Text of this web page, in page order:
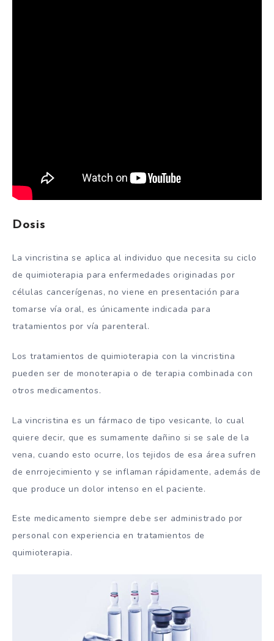
Dosis
La vincristina se aplica al individuo que necesita su ciclo
de quimioterapia para enfermedades originadas por
células cancerígenas, no viene en presentación para
tomarse vía oral, es únicamente indicada para
tratamientos por vía parenteral.
Los tratamientos de quimioterapia con la vincristina
pueden ser de monoterapia o de terapia combinada con
otros medicamentos.
La vincristina es un fármaco de tipo vesicante, lo cual
quiere decir, que es sumamente dañino si se sale de la
vena, cuando esto ocurre, los tejidos de esa área sufren
de enrrojecimiento y se inflaman rápidamente, además de
que produce un dolor intenso en el paciente.
Este medicamento siempre debe ser administrado por
personal con experiencia en tratamientos de
quimioterapia.